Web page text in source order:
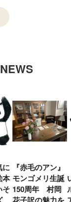
に
本
そ
『赤毛のアン』
モンゴメリ生誕
150周年 村岡